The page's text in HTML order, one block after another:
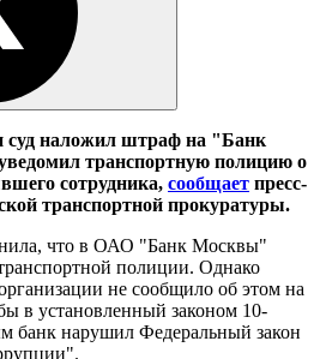
суд наложил штраф на "Банк
транспортную полицию о
сотрудника, сообщает пресс-
транспортной прокуратуры.
что в ОАО "Банк Москвы"
полиции. Однако
не сообщило об этом на
в установленный законом 10-
банк нарушил Федеральный закон